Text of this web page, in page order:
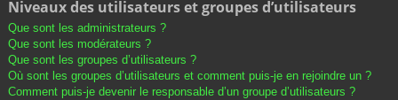
Niveaux des utilisateurs et groupes d’utilisateurs
Que sont les administrateurs ?
Que sont les modérateurs ?
Que sont les groupes d’utilisateurs ?
Où sont les groupes d’utilisateurs et comment puis-je en rejoindre un ?
Comment puis-je devenir le responsable d’un groupe d’utilisateurs ?